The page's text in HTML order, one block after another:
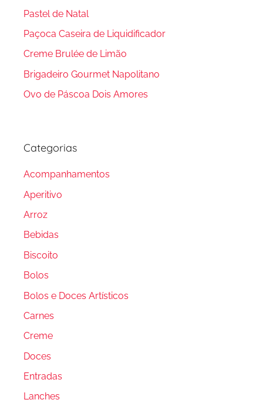
Pastel de Natal
Paçoca Caseira de Liquidificador
Creme Brulée de Limão
Brigadeiro Gourmet Napolitano
Ovo de Páscoa Dois Amores
Categorias
Acompanhamentos
Aperitivo
Arroz
Bebidas
Biscoito
Bolos
Bolos e Doces Artísticos
Carnes
Creme
Doces
Entradas
Lanches